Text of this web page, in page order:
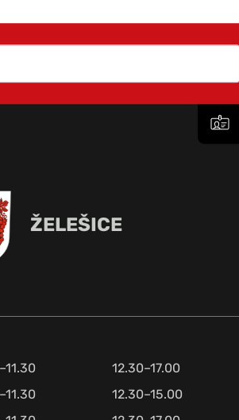
ŽELEŠICE
12.30–17.00
12.30–15.00